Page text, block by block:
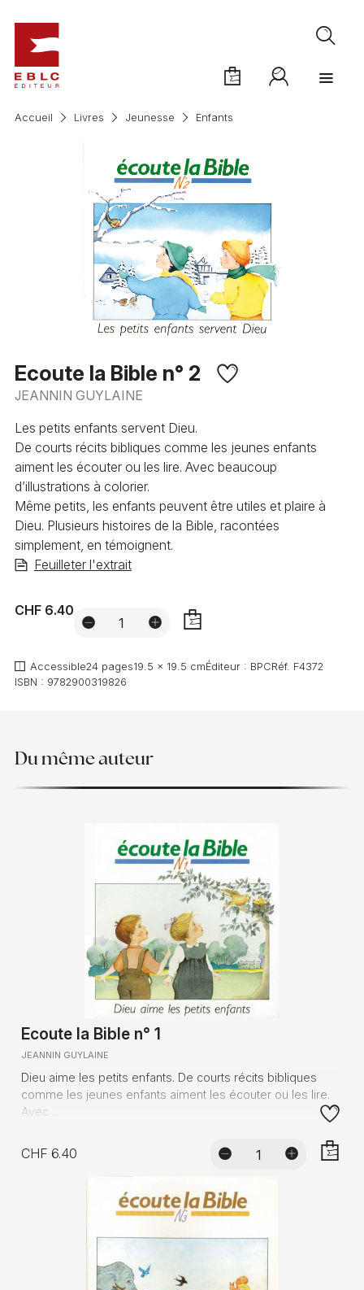
Accueil Livres Jeunesse Enfants
Ecoute la Bible n° 2
JEANNIN GUYLAINE
Les petits enfants servent Dieu.
De courts récits bibliques comme les jeunes enfants
aiment les écouter ou les lire. Avec beaucoup
d’illustrations à colorier.
Même petits, les enfants peuvent être utiles et plaire à
Dieu. Plusieurs histoires de la Bible, racontées
simplement, en témoignent.
Feuilleter l'extrait
CHF 6.40
Accessible24 pages19.5 x 19.5 cmÉditeur : BPCRéf. F4372
ISBN : 9782900319826
Du même auteur
Ecoute la Bible n° 1
JEANNIN GUYLAINE
Dieu aime les petits enfants. De courts récits bibliques
comme les jeunes enfants aiment les écouter ou les lire.
Avec ...
CHF 6.40